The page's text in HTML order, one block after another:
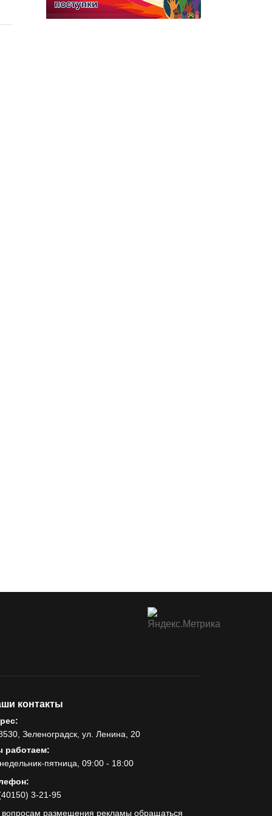
контакты
Зеленоградск, ул. Ленина, 20
работаем:
пятница, 09:00 - 18:00
3-21-95
размещения рекламы обращаться